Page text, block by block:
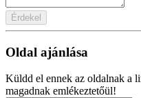
Érdekel
Oldal ajánlása
Küldd el ennek az oldalnak a
magadnak emlékeztetőül!